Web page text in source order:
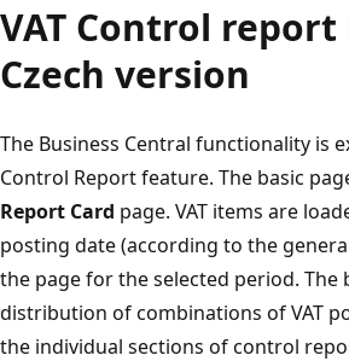
VAT Control
Czech version
The Business Central functionality is
Control Report feature. The basic
Report Card page. VAT items are
posting date (according to the
the page for the selected period. The
distribution of combinations of VAT
the individual sections of control